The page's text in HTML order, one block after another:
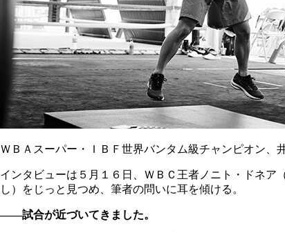
ＷＢＡスーパー・ＩＢＦ世界バンタム級チャンピオン、
インタビューは５月１６日、ＷＢＣ王者ノニト・ドネ
し）をじっと見つめ、筆者の問いに耳を傾ける。
――試合が近づいてきました。